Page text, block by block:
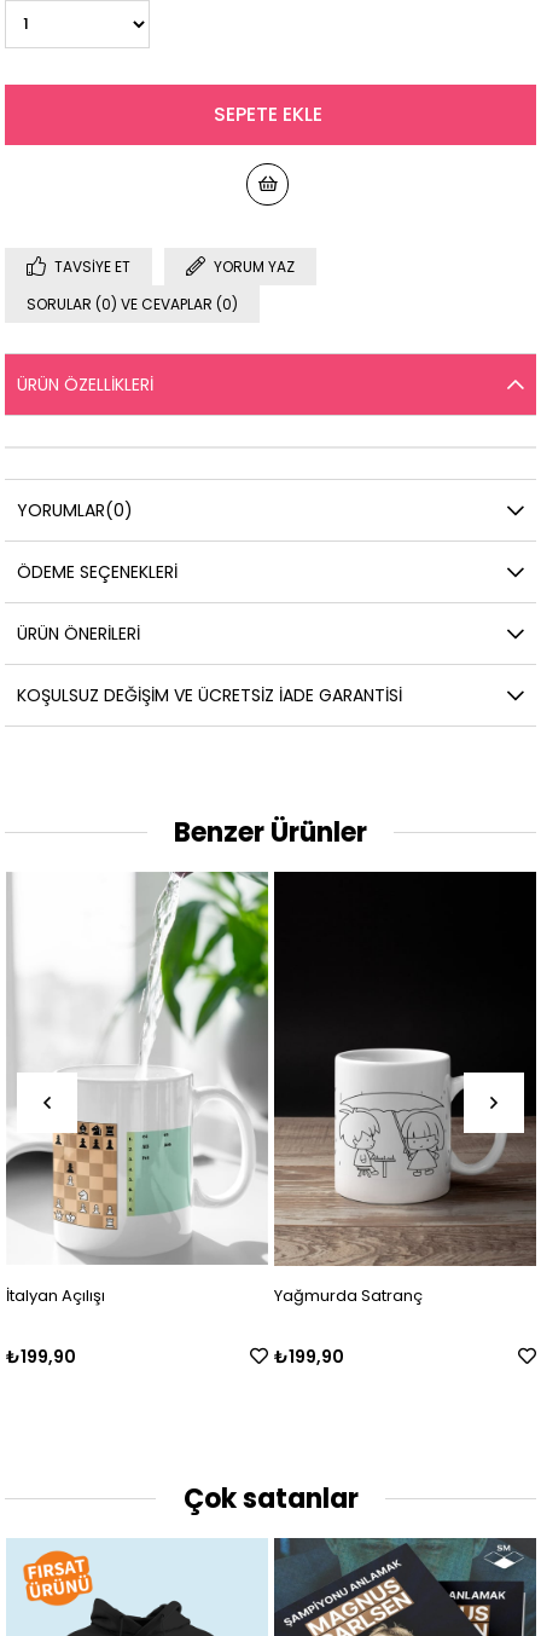
TAVSIYE ET
YORUM YAZ
SORULAR (0) VE CEVAPLAR (0)
ÜRÜN ÖZELLIKLERI
YORUMLAR(0)
ÖDEME SEÇENEKLERI
ÜRÜN ÖNERILERI
KOŞULSUZ DEĞIŞIM VE ÜCRETSIZ İADE GARANTISI
Benzer Ürünler
Yağmurda Satranç
₺199,90
Bulmaca
₺199,90
Çok satanlar